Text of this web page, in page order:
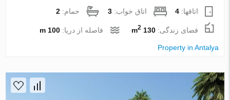
اتاقها:4 اتاق خواب:3 حمام:2
فضای زندگی:130 m
2 فاصله از دریا:100 m
Property in Antalya